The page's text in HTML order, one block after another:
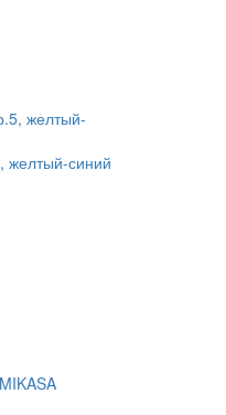
желтый-синий